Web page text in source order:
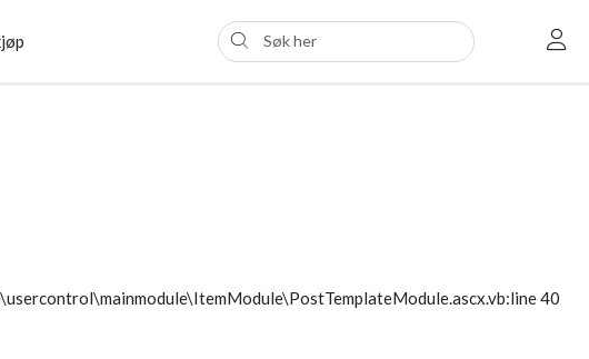
40